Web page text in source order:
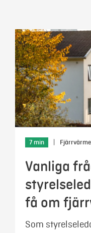
7 min Fjärrvärme
Vanliga
få om
Som